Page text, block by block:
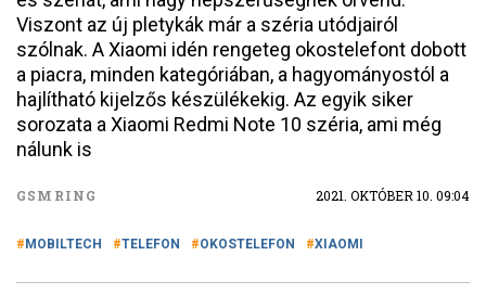
Viszont az új pletykák már a széria utódjairól
szólnak. A Xiaomi idén rengeteg okostelefont dobott
a piacra, minden kategóriában, a hagyományostól a
hajlítható kijelzős készülékekig. Az egyik siker
sorozata a Xiaomi Redmi Note 10 széria, ami még
nálunk is
GSMRING 2021. OKTÓBER 10. 09:04
MOBILTECH TELEFON OKOSTELEFON XIAOMI